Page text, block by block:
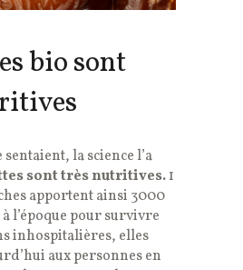
bio sont
sentaient, la science l’a
sont très nutritives.1
apportent ainsi 3000
l’époque pour survivre
inhospitalières, elles
aux personnes en